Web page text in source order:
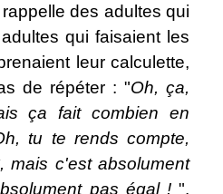
des adultes qui
qui faisaient les
leur calculette,
de répéter : "Oh, ça,
ça fait combien en
tu te rends compte,
mais c'est absolument
pas égal ! ".